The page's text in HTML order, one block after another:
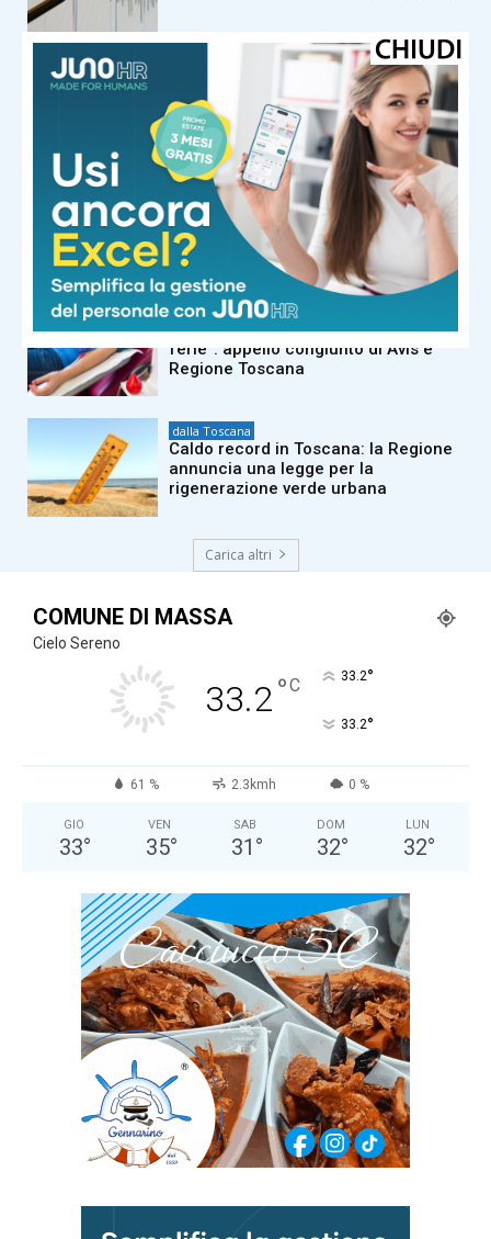
Caldo record, ma le risorse idriche
della Toscana per ora non ne
risentono
dalla Toscana
Tajani a La Versiliana su Ceuta e stop
Schengen con Spagna: “Verifichiamo
chi arriva. C’è un ritorno dell’Isis”
dalla Toscana
“La richiesta di sangue non va mai in
ferie”: appello congiunto di Avis e
Regione Toscana
dalla Toscana
Caldo record in Toscana: la Regione
annuncia una legge per la
rigenerazione verde urbana
Carica altri
COMUNE DI MASSA
Cielo Sereno
33.2°C 33.2°
33.2°
61 % 2.3kmh 0 %
GIO
33°
VEN
35°
SAB
31 °
DOM
32°
LUN
32°